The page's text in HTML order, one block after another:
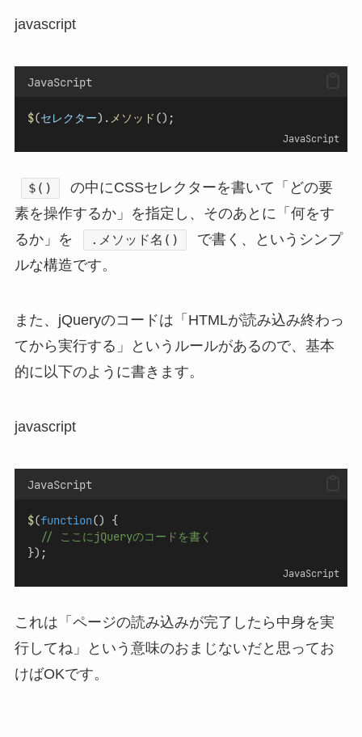
javascript
JavaScript
$(セレクター). メソッド ();
JavaScript
$()
の中にCSSセレクターを書いて「どの要
素を操作するか」を指定し、そのあとに「何をす
るか」を
.メソッド名()
で書く、というシンプ
ルな構造です。
また、jQueryのコードは「HTMLが読み込み終わっ
てから実行する」というルールがあるので、基本
的に以下のように書きます。
javascript
JavaScript
$(function() {
// ここにjQueryのコードを書く
});
JavaScript
これは「ページの読み込みが完了したら中身を実
行してね」という意味のおまじないだと思ってお
けばOKです。